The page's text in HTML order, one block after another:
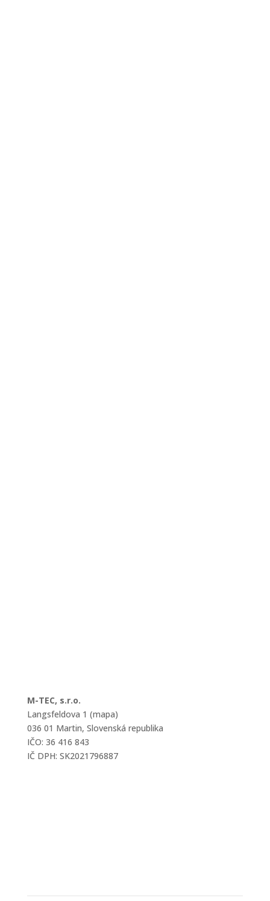
M-TEC, s.r.o.
Langsfeldova 1 (mapa)
036 01 Martin, Slovenská republika
IČO: 36 416 843
IČ DPH: SK2021796887